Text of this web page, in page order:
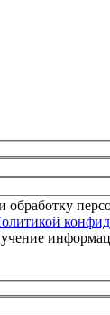
обработку